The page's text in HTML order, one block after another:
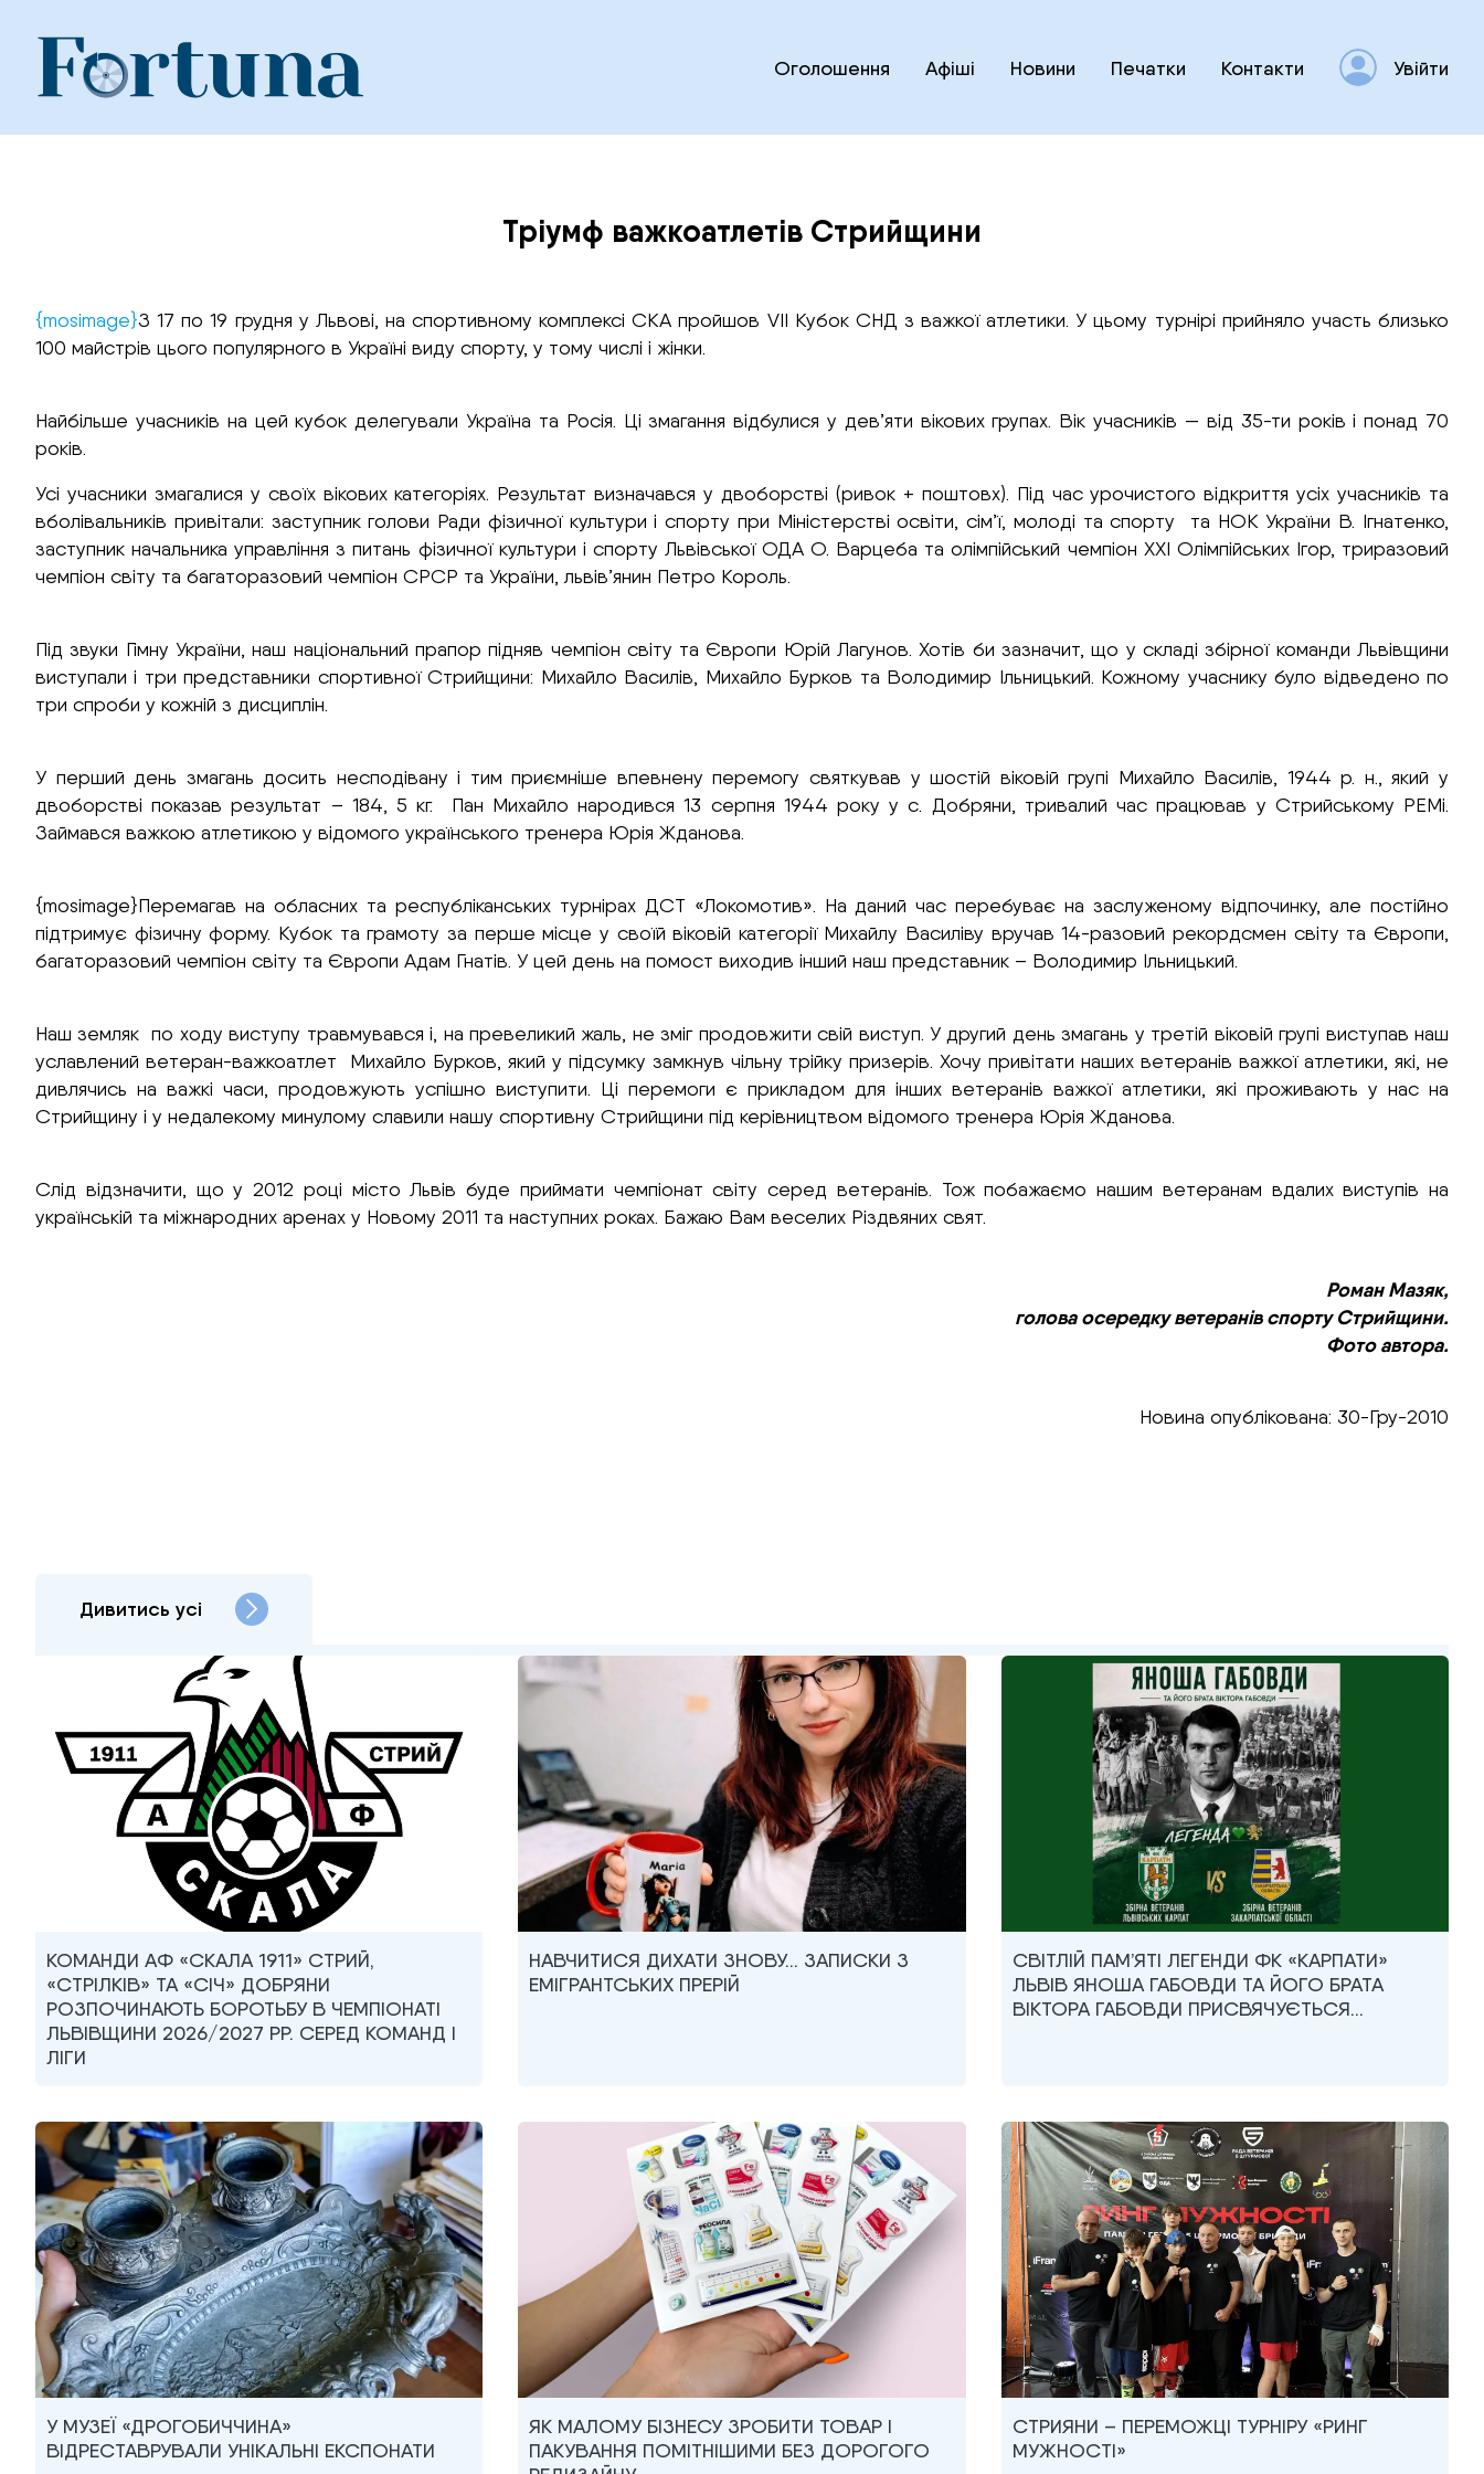
content
Оголошення Афіші Новини Печатки Контакти Увійти
Тріумф важкоатлетів Стрийщини
{mosimage}З 17 по 19 грудня у Львові, на спортивному комплексі СКА пройшов VII Кубок СНД з важкої атлетики. У цьому турнірі прийняло участь близько
100 майстрів цього популярного в Україні виду спорту, у тому числі і жінки.
Найбільше учасників на цей кубок делегували Україна та Росія. Ці змагання відбулися у дев’яти вікових групах. Вік учасників — від 35-ти років і понад 70
років.
Усі учасники змагалися у своїх вікових категоріях. Результат визначався у двоборстві (ривок + поштовх). Під час урочистого відкриття усіх учасників та
вболівальників привітали: заступник голови Ради фізичної культури і спорту при Міністерстві освіти, сім’ї, молоді та спорту та НОК України В. Ігнатенко,
заступник начальника управління з питань фізичної культури і спорту Львівської ОДА О. Варцеба та олімпійський чемпіон XXI Олімпійських Ігор, триразовий
чемпіон світу та багаторазовий чемпіон СРСР та України, львів’янин Петро Король.
Під звуки Гімну України, наш національний прапор підняв чемпіон світу та Європи Юрій Лагунов. Хотів би зазначит, що у складі збірної команди Львівщини
виступали і три представники спортивної Стрийщини: Михайло Василів, Михайло Бурков та Володимир Ільницький. Кожному учаснику було відведено по
три спроби у кожній з дисциплін.
У перший день змагань досить несподівану і тим приємніше впевнену перемогу святкував у шостій віковій групі Михайло Василів, 1944 р. н., який у
двоборстві показав результат – 184, 5 кг. Пан Михайло народився 13 серпня 1944 року у с. Добряни, тривалий час працював у Стрийському РЕМі.
Займався важкою атлетикою у відомого українського тренера Юрія Жданова.
{mosimage}Перемагав на обласних та республіканських турнірах ДСТ «Локомотив». На даний час перебуває на заслуженому відпочинку, але постійно
підтримує фізичну форму. Кубок та грамоту за перше місце у своїй віковій категорії Михайлу Василіву вручав 14-разовий рекордсмен світу та Європи,
багаторазовий чемпіон світу та Європи Адам Гнатів. У цей день на помост виходив інший наш представник – Володимир Ільницький.
Наш земляк по ходу виступу травмувався і, на превеликий жаль, не зміг продовжити свій виступ. У другий день змагань у третій віковій групі виступав наш
уславлений ветеран-важкоатлет Михайло Бурков, який у підсумку замкнув чільну трійку призерів. Хочу привітати наших ветеранів важкої атлетики, які, не
дивлячись на важкі часи, продовжують успішно виступити. Ці перемоги є прикладом для інших ветеранів важкої атлетики, які проживають у нас на
Стрийщину і у недалекому минулому славили нашу спортивну Стрийщини під керівництвом відомого тренера Юрія Жданова.
Слід відзначити, що у 2012 році місто Львів буде приймати чемпіонат світу серед ветеранів. Тож побажаємо нашим ветеранам вдалих виступів на
українській та міжнародних аренах у Новому 2011 та наступних роках. Бажаю Вам веселих Різдвяних свят.
Роман Мазяк,
голова осередку ветеранів спорту Стрийщини.
Фото автора.
Новина опублікована: 30-Гру-2010
Дивитись усі
КОМАНДИ АФ «СКАЛА 1911» СТРИЙ,
«СТРІЛКІВ» ТА «СІЧ» ДОБРЯНИ
РОЗПОЧИНАЮТЬ БОРОТЬБУ В ЧЕМПІОНАТІ
ЛЬВІВЩИНИ 2026/2027 РР. СЕРЕД КОМАНД I
ЛІГИ
НАВЧИТИСЯ ДИХАТИ ЗНОВУ… ЗАПИСКИ З
ЕМІГРАНТСЬКИХ ПРЕРІЙ
СВІТЛІЙ ПАМ’ЯТІ ЛЕГЕНДИ ФК «КАРПАТИ»
ЛЬВІВ ЯНОША ГАБОВДИ ТА ЙОГО БРАТА
ВІКТОРА ГАБОВДИ ПРИСВЯЧУЄТЬСЯ…
У МУЗЕЇ «ДРОГОБИЧЧИНА»
ВІДРЕСТАВРУВАЛИ УНІКАЛЬНІ ЕКСПОНАТИ
ЯК МАЛОМУ БІЗНЕСУ ЗРОБИТИ ТОВАР І
ПАКУВАННЯ ПОМІТНІШИМИ БЕЗ ДОРОГОГО
СТРИЯНИ – ПЕРЕМОЖЦІ ТУРНІРУ «РИНГ
МУЖНОСТІ»